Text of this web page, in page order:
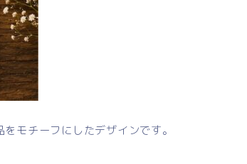
モチーフにしたデザインです。